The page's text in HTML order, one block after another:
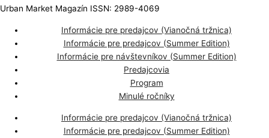
Urban Market Magazín ISSN: 2989-4069
Informácie pre predajcov (Vianočná tržnica)
Informácie pre predajcov (Summer Edition)
Informácie pre návštevníkov (Summer Edition)
Predajcovia
Program
Minulé ročníky
Informácie pre predajcov (Vianočná tržnica)
Informácie pre predajcov (Summer Edition)